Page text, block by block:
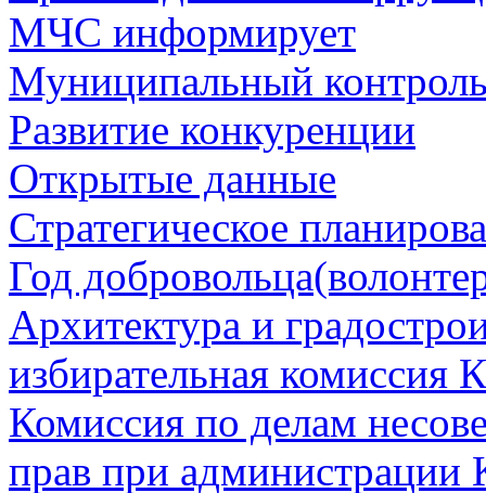
МЧС информирует
Муниципальный
Развитие конкуренции
Открытые данные
Стратегическое
Год
Архитектура и
избирательная комиссия
Комиссия по делам
прав при администрации